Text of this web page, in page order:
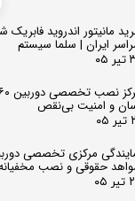
مانیتور اندروید
ایران | سلما سیستم
و امنیت بی‌نقص
مرکزی تخصصی
حقوقی و نصب